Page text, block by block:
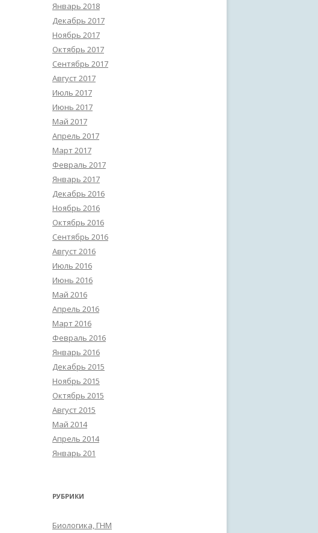
Январь 2018
Декабрь 2017
Ноябрь 2017
Октябрь 2017
Сентябрь 2017
Август 2017
Июль 2017
Июнь 2017
Май 2017
Апрель 2017
Март 2017
Февраль 2017
Январь 2017
Декабрь 2016
Ноябрь 2016
Октябрь 2016
Сентябрь 2016
Август 2016
Июль 2016
Июнь 2016
Май 2016
Апрель 2016
Март 2016
Февраль 2016
Январь 2016
Декабрь 2015
Ноябрь 2015
Октябрь 2015
Август 2015
Май 2014
Апрель 2014
Январь 201
РУБРИКИ
Биологика, ГНМ